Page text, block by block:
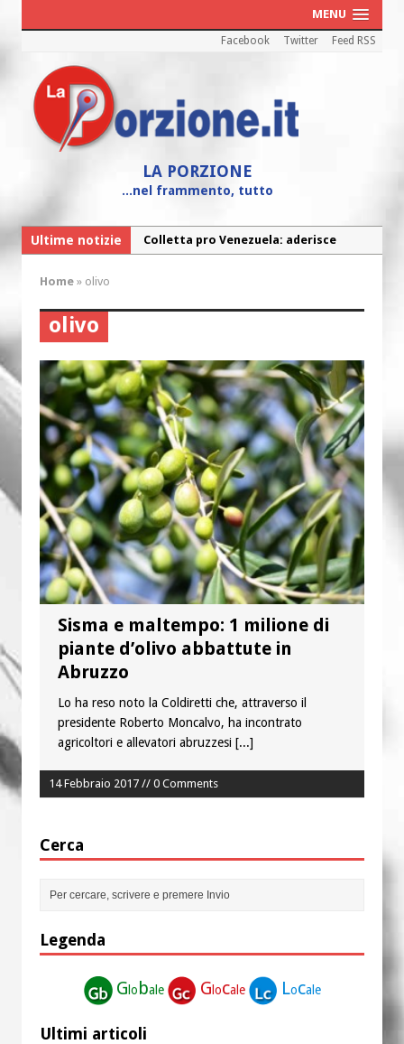
MENU
Facebook Twitter Feed RSS
LA PORZIONE
...nel frammento, tutto
Ultime notizie
Colletta pro Venezuela: aderisce
mobilita contro il suicidio assistito
Montesilvano: “Tanta la devozione”
Torna la festa di Sant’Andrea:
“Chiediamogli di legarci al bene”
“Chiediamo al Signore di capire ciò che
è buono, giusto e santo per la nostra
vita”
Home » olivo
olivo
Sisma e maltempo: 1 milione di
piante d’olivo abbattute in
Abruzzo
Lo ha reso noto la Coldiretti che, attraverso il
presidente Roberto Moncalvo, ha incontrato
agricoltori e allevatori abruzzesi [...]
14 Febbraio 2017 // 0 Comments
Cerca
Legenda
Globale Glocale Locale
Ultimi articoli